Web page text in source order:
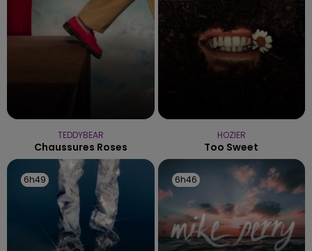
TEDDYBEAR
Chaussures Roses
HOZIER
Too Sweet
6h49
6h49 6h46
6h46